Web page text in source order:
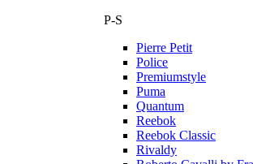
P-S
Pierre Petit
Police
Premiumstyle
Puma
Quantum
Reebok
Reebok Classic
Rivaldy